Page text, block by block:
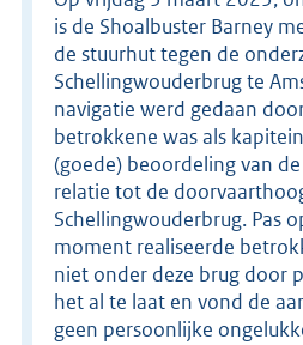
is de Shoalbuster Barney
de stuurhut tegen de
Schellingwouderbrug te
navigatie werd gedaan
betrokkene was als
(goede) beoordeling van
relatie tot de
Schellingwouderbrug. Pas
moment realiseerde
niet onder deze brug door
het al te laat en vond de
geen persoonlijke